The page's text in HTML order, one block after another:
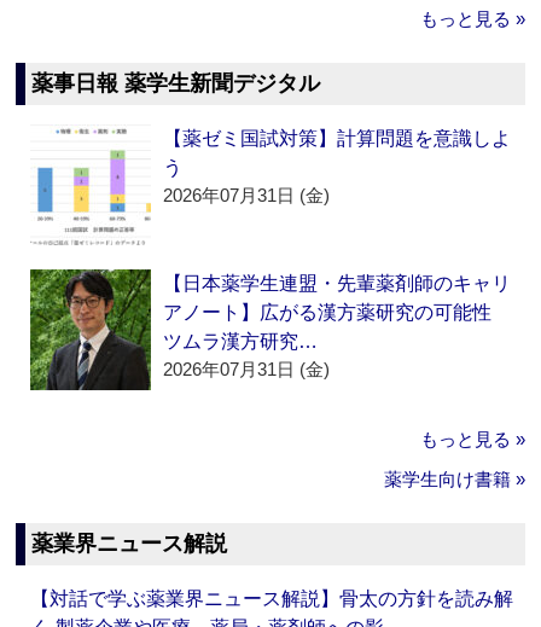
もっと見る »
薬事日報 薬学生新聞デジタル
【薬ゼミ国試対策】計算問題を意識しよ
う
2026年07月31日 (金)
【日本薬学生連盟・先輩薬剤師のキャリ
アノート】広がる漢方薬研究の可能性
ツムラ漢方研究…
2026年07月31日 (金)
もっと見る »
薬学生向け書籍 »
薬業界ニュース解説
【対話で学ぶ薬業界ニュース解説】骨太の方針を読み解